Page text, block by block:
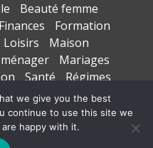
Beauté femme
Finances
Formation
Loisirs
Maison
Mariages
Santé
Régimes
Vacances
|DarkNews
we give you the best
continue to use this site we
happy with it.